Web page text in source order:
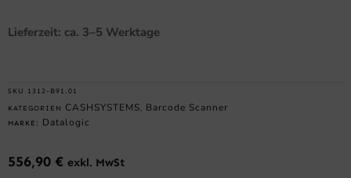
Lieferzeit: ca. 3–5 Werktage
SKU 1312-B91.01
KATEGORIEN CASHSYSTEMS , Barcode Scanner
MARKE: Datalogic
556,90 € exkl. MwSt